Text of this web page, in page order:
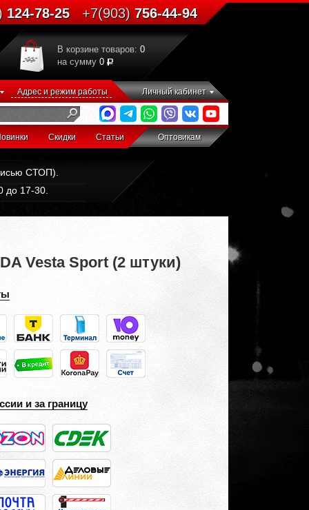
124-78-25 +7(903)756-44-94
В корзине товаров: 0
на сумму 0
Адрес и режим работы Личный кабинет
Скидки Статьи Оптовикам
СТОП).
до 17-30.
Vesta Sport (2 штуки)
и за границу